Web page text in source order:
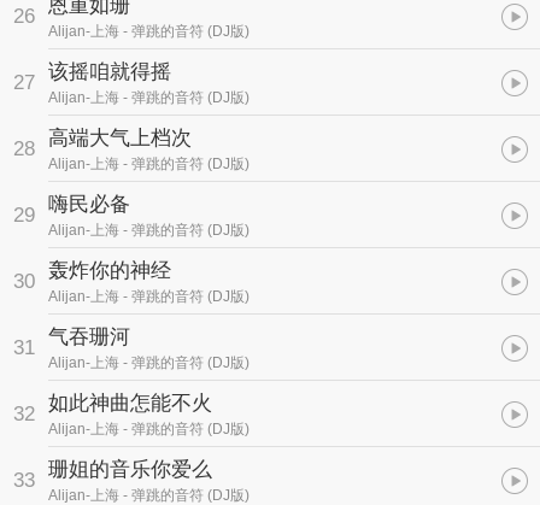
26 恩重如珊
Alijan-上海 - 弹跳的音符 (DJ版)
27 该摇咱就得摇
Alijan-上海 - 弹跳的音符 (DJ版)
28 高端大气上档次
Alijan-上海 - 弹跳的音符 (DJ版)
29 嗨民必备
Alijan-上海 - 弹跳的音符 (DJ版)
30 轰炸你的神经
Alijan-上海 - 弹跳的音符 (DJ版)
31 气吞珊河
Alijan-上海 - 弹跳的音符 (DJ版)
32 如此神曲怎能不火
Alijan-上海 - 弹跳的音符 (DJ版)
33 珊姐的音乐你爱么
Alijan-上海 - 弹跳的音符 (DJ版)